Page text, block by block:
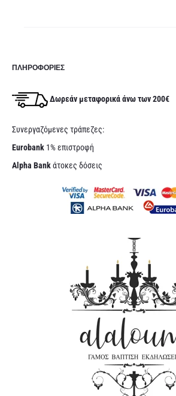
ΠΛΗΡΟΦΟΡΊΕΣ
Δωρεάν μεταφορικά άνω των 200€
Συνεργαζόμενες τράπεζες:
Eurobank 1% επιστροφή
Alpha Bankάτοκες δόσεις